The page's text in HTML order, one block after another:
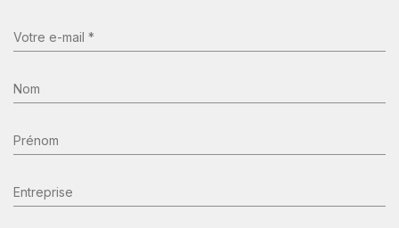
E-
mail
Nom
*
Prénom
Entreprise